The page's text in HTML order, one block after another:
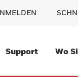
Support Wo